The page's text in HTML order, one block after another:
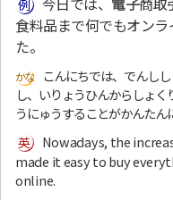
食料品まで何でもオン
た。
こんにちでは、でんし
し、いりょうひんからしょ
うにゅうすることがかんたん
Nowadays, the
made it easy to buy
online.